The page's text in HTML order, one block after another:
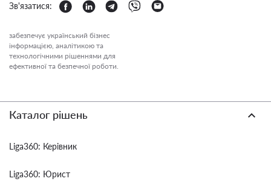
Зв'язатися:
забезпечує український бізнес
інформацією, аналітикою та
технологічними рішеннями для
ефективної та безпечної роботи.
Каталог рішень
Liga360: Керівник
Liga360: Юрист